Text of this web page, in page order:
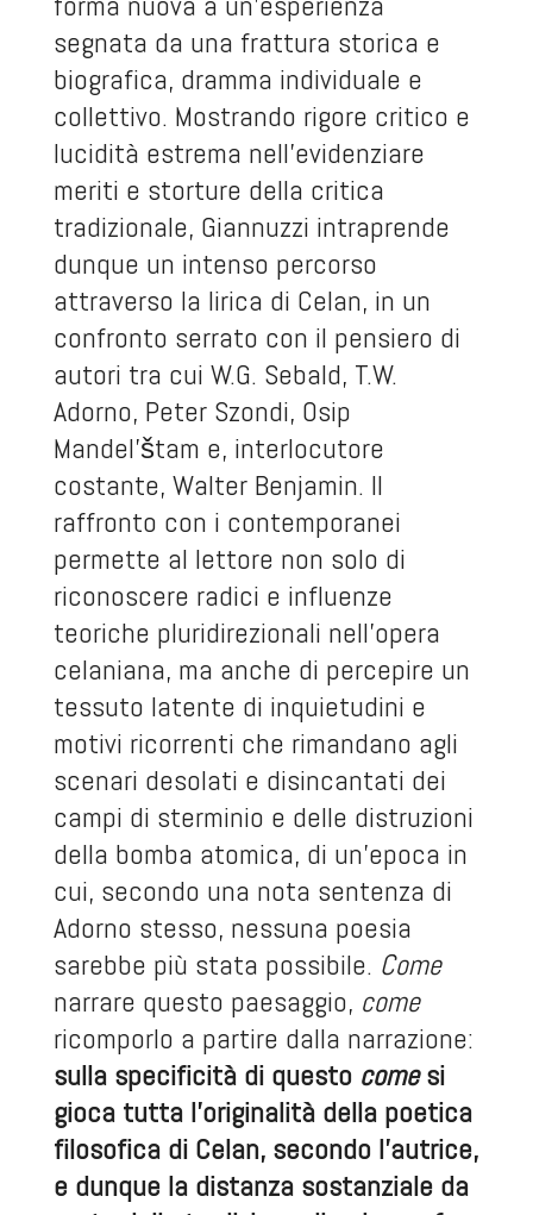
segnata da una frattura storica e
biografica, dramma individuale e
collettivo. Mostrando rigore critico e
lucidità estrema nell’evidenziare
meriti e storture della critica
tradizionale, Giannuzzi intraprende
dunque un intenso percorso
attraverso la lirica di Celan, in un
confronto serrato con il pensiero di
autori tra cui W.G. Sebald, T.W.
Adorno, Peter Szondi, Osip
Mandel'štam e, interlocutore
costante, Walter Benjamin. Il
raffronto con i contemporanei
permette al lettore non solo di
riconoscere radici e influenze
teoriche pluridirezionali nell’opera
celaniana, ma anche di percepire un
tessuto latente di inquietudini e
motivi ricorrenti che rimandano agli
scenari desolati e disincantati dei
campi di sterminio e delle distruzioni
della bomba atomica, di un’epoca in
cui, secondo una nota sentenza di
Adorno stesso, nessuna poesia
sarebbe più stata possibile. Come
narrare questo paesaggio, come
ricomporlo a partire dalla narrazione:
sulla specificità di questo comesi
gioca tutta l’originalità della poetica
filosofica di Celan, secondo l’autrice,
e dunque la distanza sostanziale da